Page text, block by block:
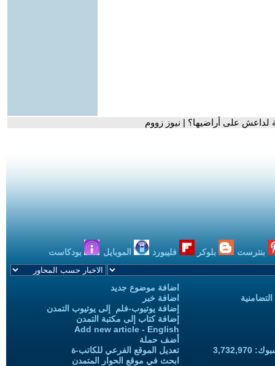
على أراضيها؟ | نيوز زووم
بنترست بلوكر فليبورد الموبايل بودكاست
اضافة موضوع جديد
اضافة خبر
إضافة يوتيوب-فلم إلى يوتيوب التمدن
إضافة كتاب إلى مكتبة التمدن
Add new article - English
أضف حملة
تعديل الموقع الفرعي للكاتب-ة
ابحث في موقع الحوار المتمدن